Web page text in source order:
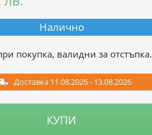
Налично
покупка, валидни за отстъпка.
Доставка 11.08.2026 - 13.08.2026
КУПИ